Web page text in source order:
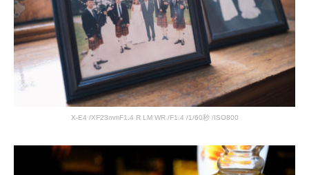
X-E4 /XF23mmF1.4 R LM WR /F1.4 /1/60秒 /ISO800